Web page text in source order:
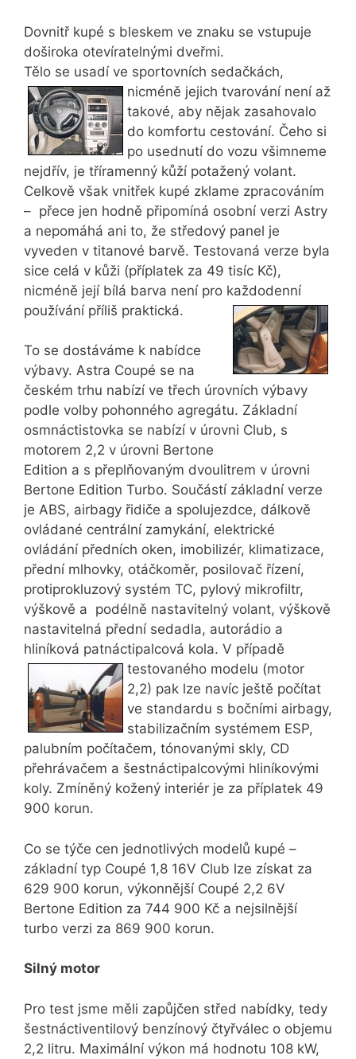
Dovnitř kupé s bleskem ve znaku se vstupuje
doširoka otevíratelnými dveřmi.
Tělo se usadí ve sportovních sedačkách,
nicméně jejich tvarování není až
takové, aby nějak zasahovalo
do komfortu cestování. Čeho si
po usednutí do vozu všimneme
nejdřív, je tříramenný kůží potažený volant.
Celkově však vnitřek kupé zklame zpracováním
– přece jen hodně připomíná osobní verzi Astry
a nepomáhá ani to, že středový panel je
vyveden v titanové barvě. Testovaná verze byla
sice celá v kůži (příplatek za 49 tisíc Kč),
nicméně její bílá barva není pro každodenní
používání příliš praktická.
To se dostáváme k nabídce
výbavy. Astra Coupé se na
českém trhu nabízí ve třech úrovních výbavy
podle volby pohonného agregátu. Základní
osmnáctistovka se nabízí v úrovni Club, s
motorem 2,2 v úrovni Bertone
Edition a s přeplňovaným dvoulitrem v úrovni
Bertone Edition Turbo. Součástí základní verze
je ABS, airbagy řidiče a spolujezdce, dálkově
ovládané centrální zamykání, elektrické
ovládání předních oken, imobilizér, klimatizace,
přední mlhovky, otáčkoměr, posilovač řízení,
protiprokluzový systém TC, pylový mikrofiltr,
výškově a podélně nastavitelný volant, výškově
nastavitelná přední sedadla, autorádio a
hliníková patnáctipalcová kola. V případě
testovaného modelu (motor
2,2) pak lze navíc ještě počítat
ve standardu s bočními airbagy,
stabilizačním systémem ESP,
palubním počítačem, tónovanými skly, CD
přehrávačem a šestnáctipalcovými hliníkovými
koly. Zmíněný kožený interiér je za příplatek 49
900 korun.
Co se týče cen jednotlivých modelů kupé –
základní typ Coupé 1,8 16V Club lze získat za
629 900 korun, výkonnější Coupé 2,2 6V
Bertone Edition za 744 900 Kč a nejsilnější
turbo verzi za 869 900 korun.
Silný motor
Pro test jsme měli zapůjčen střed nabídky, tedy
šestnáctiventilový benzínový čtyřválec o objemu
2,2 litru. Maximální výkon má hodnotu 108 kW,